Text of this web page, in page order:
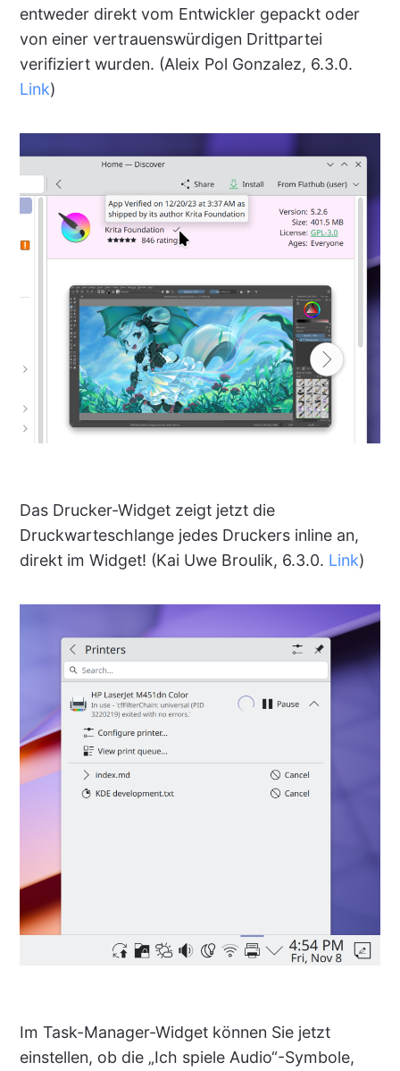
entweder direkt vom Entwickler gepackt oder
von einer vertrauenswürdigen Drittpartei
verifiziert wurden. (Aleix Pol Gonzalez, 6.3.0.
Link)
Das Drucker-Widget zeigt jetzt die
Druckwarteschlange jedes Druckers inline an,
direkt im Widget! (Kai Uwe Broulik, 6.3.0. Link)
Im Task-Manager-Widget können Sie jetzt
einstellen, ob die „Ich spiele Audio“-Symbole,